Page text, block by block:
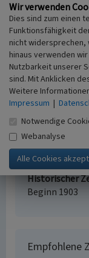
Haldyturm
Schlagwörter
Ort
Fachsicht(en)
i.d.R. 1:5.000
Historischer
Beginn 1903
Empfohlene
Wir verwenden
Dies sind zum einen
Funktionsfähigkeit
nicht widersprechen,
hinaus verwenden
Nutzbarkeit unserer
sind. Mit Anklicken
Weitere
Impressum |
Notwendige
Webanalyse